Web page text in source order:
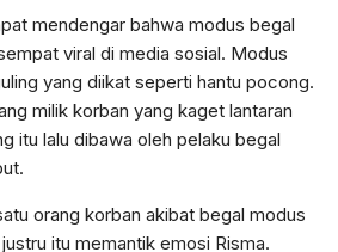
mendengar bahwa modus begal
viral di media sosial. Modus
yang diikat seperti hantu pocong.
milik korban yang kaget lantaran
itu lalu dibawa oleh pelaku begal
orang korban akibat begal modus
itu memantik emosi Risma.